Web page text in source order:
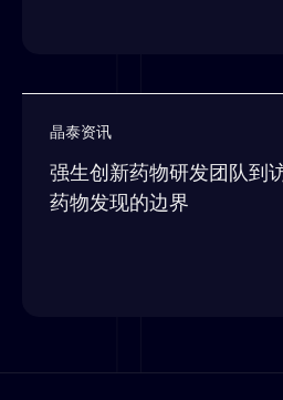
晶泰资讯
强生创新药物研发团队到
药物发现的边界